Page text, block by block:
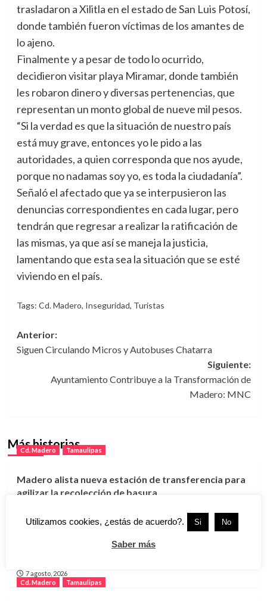
trasladaron a Xilitla en el estado de San Luis Potosí,
donde también fueron víctimas de los amantes de
lo ajeno.
Finalmente y a pesar de todo lo ocurrido,
decidieron visitar playa Miramar, donde también
les robaron dinero y diversas pertenencias, que
representan un monto global de nueve mil pesos.
“Si la verdad es que la situación de nuestro país
está muy grave, entonces yo le pido a las
autoridades, a quien corresponda que nos ayude,
porque no nadamas soy yo, es toda la ciudadanía”.
Señaló el afectado que ya se interpusieron las
denuncias correspondientes en cada lugar, pero
tendrán que regresar a realizar la ratificación de
las mismas, ya que así se maneja la justicia,
lamentando que esta sea la situación que se esté
viviendo en el país.
Tags: Cd. Madero, Inseguridad, Turistas
Navegación
de
entradas
Anterior:
Siguen Circulando Micros y Autobuses Chatarra
Siguiente:
Ayuntamiento Contribuye a la Transformación de
Madero: MNC
Más historias
Cd. Madero Tamaulipas
Madero alista nueva estación de transferencia para
agilizar la recolección de basura
Ciudad Madero recuerda a Roberto Cantoral con
7 agosto, 2026
Cd. Madero
Tamaulipas
Utilizamos cookies, ¿estás de acuerdo?. Si No
Saber más